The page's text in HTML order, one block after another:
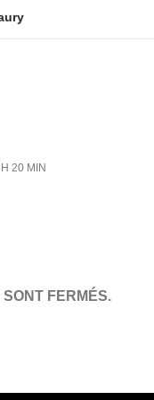
20 MIN
FERMÉS.